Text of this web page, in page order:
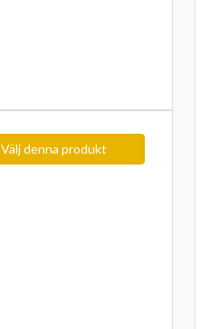
Välj denna produkt